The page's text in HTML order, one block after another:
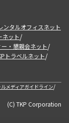
ンタルオフィスネット
ネット/
・懇親会ネット/
トラベルネット/
メディアガイドライン/
(C) TKP Corporation